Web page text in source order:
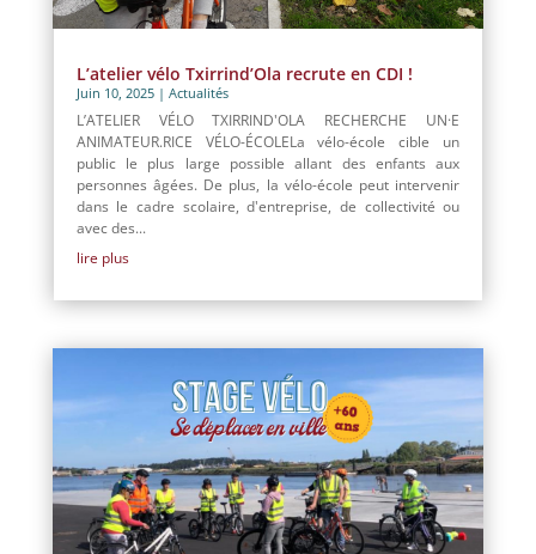
L’atelier vélo Txirrind’Ola recrute en CDI !
Juin 10, 2025| Actualités
L’ATELIER VÉLO TXIRRIND'OLA RECHERCHE UN·E
ANIMATEUR.RICE VÉLO-ÉCOLELa vélo-école cible un
public le plus large possible allant des enfants aux
personnes âgées. De plus, la vélo-école peut intervenir
dans le cadre scolaire, d'entreprise, de collectivité ou
avec des...
lire plus